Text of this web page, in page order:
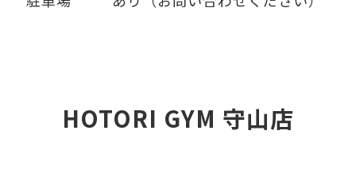
HOTORI GYM 守山店